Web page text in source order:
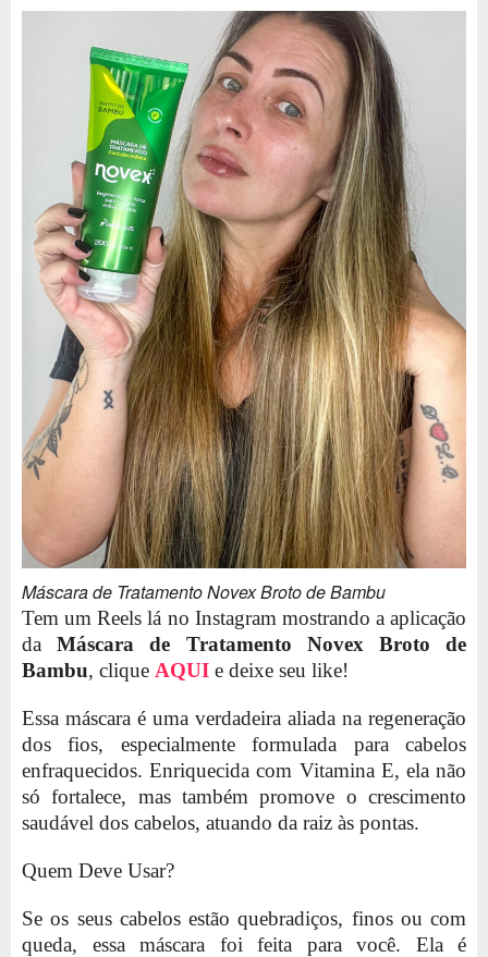
Máscara de Tratamento Novex Broto de Bambu
Tem um Reels lá no Instagram mostrando a aplicação
daMáscara de Tratamento Novex Broto de
Bambu, clique AQUI e deixe seu like!
Essa máscara é uma verdadeira aliada na regeneração
dos fios, especialmente formulada para cabelos
enfraquecidos. Enriquecida com Vitamina E, ela não
só fortalece, mas também promove o crescimento
saudável dos cabelos, atuando da raiz às pontas.
Quem Deve Usar?
Se os seus cabelos estão quebradiços, finos ou com
queda, essa máscara foi feita para você. Ela é